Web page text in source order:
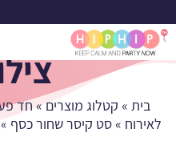
וילון
בית » קטלוג מוצרים »חד
לאירוח »סט קיסר שחור כסף »